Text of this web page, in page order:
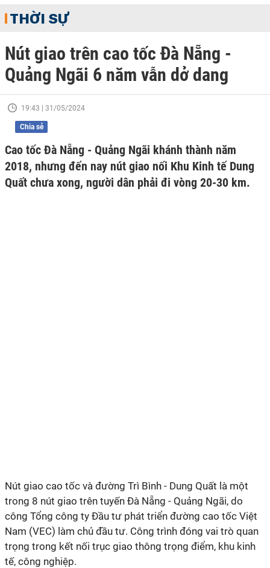
THỜI SỰ
Nút giao trên cao tốc Đà Nẵng -
Quảng Ngãi 6 năm vẫn dở dang
19:43 | 31/05/2024
Chia sẻ
Cao tốc Đà Nẵng - Quảng Ngãi khánh thành năm
2018, nhưng đến nay nút giao nối Khu Kinh tế Dung
Quất chưa xong, người dân phải đi vòng 20-30 km.
Nút giao cao tốc và đường Trì Bình - Dung Quất là một
trong 8 nút giao trên tuyến Đà Nẵng - Quảng Ngãi, do
công Tổng công ty Đầu tư phát triển đường cao tốc Việt
Nam (VEC) làm chủ đầu tư. Công trình đóng vai trò quan
trọng trong kết nối trục giao thông trọng điểm, khu kinh
tế, công nghiệp.